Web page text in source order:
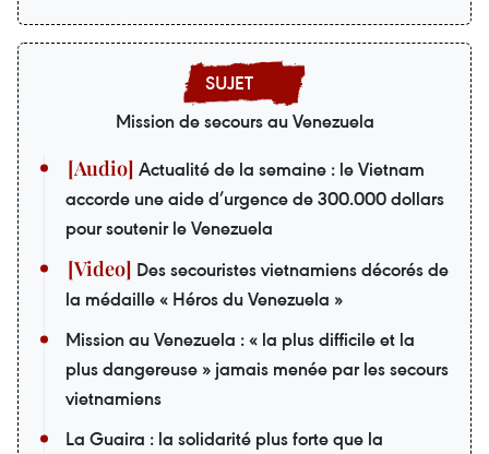
Mission de secours au Venezuela
Actualité de la semaine : le Vietnam
accorde une aide d’urgence de 300.000 dollars
pour soutenir le Venezuela
Des secouristes vietnamiens décorés de
la médaille « Héros du Venezuela »
Mission au Venezuela : « la plus difficile et la
plus dangereuse » jamais menée par les secours
vietnamiens
La Guaira : la solidarité plus forte que la